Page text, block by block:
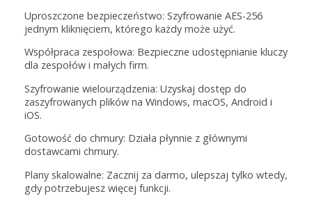
Uproszczone bezpieczeństwo: Szyfrowanie AES-256
jednym kliknięciem, którego każdy może użyć.
Współpraca zespołowa: Bezpieczne udostępnianie kluczy
dla zespołów i małych firm.
Szyfrowanie wielourządzenia: Uzyskaj dostęp do
zaszyfrowanych plików na Windows, macOS, Android i
iOS.
Gotowość do chmury: Działa płynnie z głównymi
dostawcami chmury.
Plany skalowalne: Zacznij za darmo, ulepszaj tylko wtedy,
gdy potrzebujesz więcej funkcji.